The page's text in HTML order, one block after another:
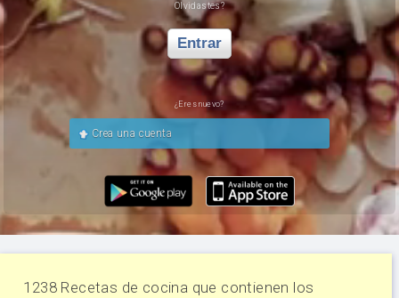
Olvidastes?
Entrar
¿Eres nuevo?
Crea una cuenta
1238 Recetas de cocina que contienen los